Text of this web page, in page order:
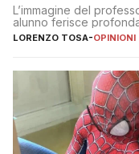
L’immagine del
alunno ferisce
LORENZO TOSA-OPINIONI